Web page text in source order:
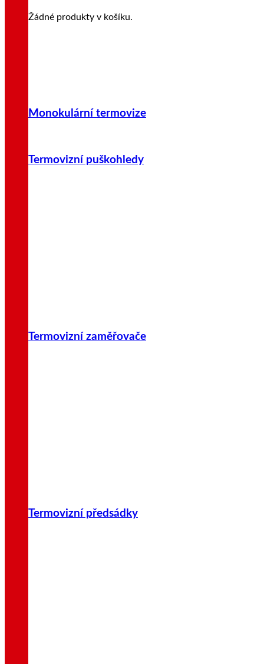
Žádné produkty v košíku.
Monokulární termovize
Termovizní puškohledy
Termovizní zaměřovače
Termovizní předsádky